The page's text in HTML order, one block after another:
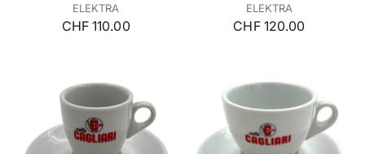
ELEKTRA
CHF 110.00
ELEKTRA
CHF 120.00